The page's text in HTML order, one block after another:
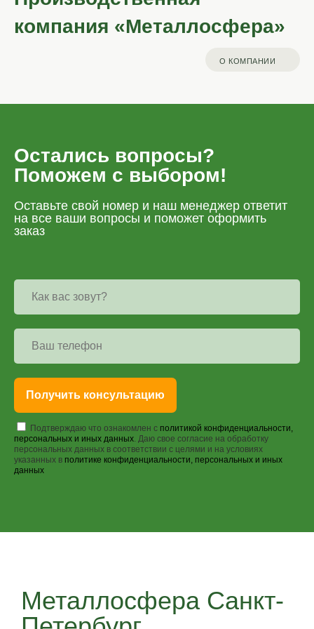
компания «Металлосфера»
О КОМПАНИИ
Остались вопросы?
Поможем с выбором!
Оставьте свой номер и наш менеджер ответит
на все ваши вопросы и поможет оформить
заказ
Получить консультацию
Подтверждаю что ознакомлен с политикой конфиденциальности,
персональных и иных данных. Даю свое согласие на обработку
персональных данных в соответствии с целями и на условиях
указанных в политике конфиденциальности, персональных и иных
данных
Металлосфера Санкт-